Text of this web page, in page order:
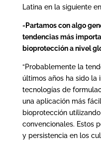
Latina en la siguiente
-Partamos con algo
tendencias más
bioprotección a nivel
“Probablemente la
últimos años ha sido la
tecnologías de
una aplicación más
bioprotección
convencionales. Estos
y persistencia en los